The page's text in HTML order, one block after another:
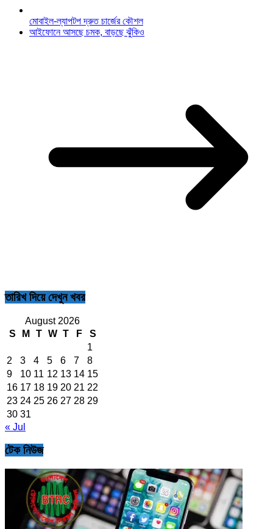
মোবাইল-ল্যাপটপ দ্রুত চার্জের কৌশল
আইফোনে আসছে চমক, বাড়ছে ঝুঁকিও
তারিখ দিয়ে দেখুন খবর
August 2026
S
M T W T F
S
1
2
3 4 5 6 7
8
9
10 11 12 13 14 15
16 17 18 19 20 21 22
23 24 25 26 27 28 29
30 31
« Jul
টেক নিউজ